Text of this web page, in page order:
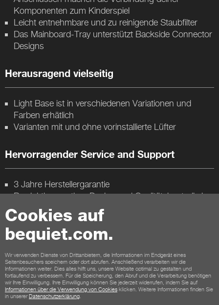
Cookies auf
bequiet.com.
Wir verwenden Dienste von Drittanbietern, die Informationen im Endgerät eines
Seitenbesuchers speichern oder dort abrufen. Anschließend verarbeiten wir die
Informationen weiter. Dies alles hilft uns, unsere Website optimal zu gestalten und
fortlaufend zu verbessern. Für die Speicherung, den Abruf und die Verarbeitung benötigen
wir Ihre Einwilligung. Ihre Einwilligung können Sie jederzeit widerrufen, indem Sie auf
Informationen über die Verwendung von Cookies klicken. Weitere Informationen finden Sie
in unsererDatenschutzerklärung
Komponenten zum Kinderspiel
Leicht entnehmbare und zu reinigende Staubfilter
Das Mainboard-Tray unterstützt Backside Connector
Designs
Herausragend vielseitig
Light Base ist in verschiedenen Variationen und
Farben erhätlich
Varianten mit und ohne vorinstallierte Lüfter
Hervorragender Service and Support
3 Jahre Herstellergarantie
Produktkonzeption, Design und Qualitätskontrolle in
Deutschland
Kontakt
AGB Datenschutz Cookies
Impressum
AGB für Shopkunden
Widerrufsbelehrung
Zahlungsmöglichkeiten
Versandmöglichkeiten